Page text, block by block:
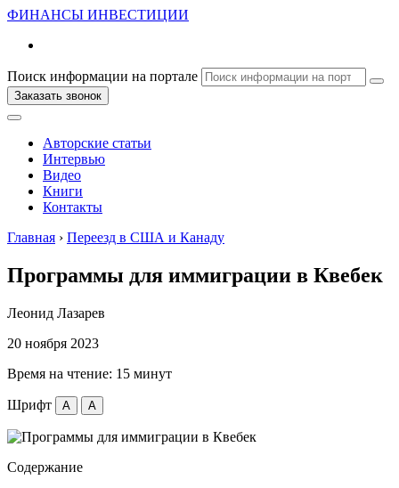
ФИНАНСЫ ИНВЕСТИЦИИ
Поиск информации на портале
Заказать звонок
Авторские статьи
Интервью
Видео
Книги
Контакты
Главная › Переезд в США и Канаду
Программы для иммиграции в Квебек
Леонид Лазарев
20 ноября 2023
Время на чтение: 15 минут
Шрифт A A
Содержание